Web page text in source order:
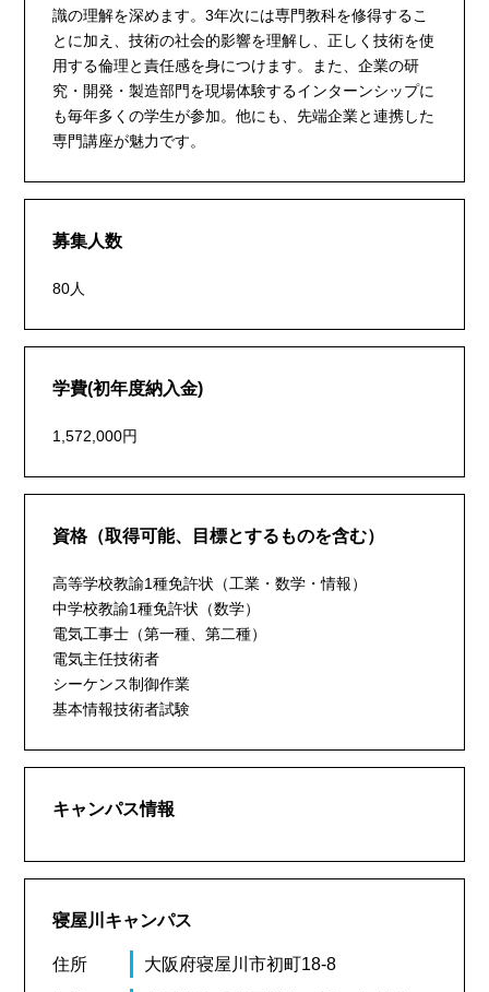
識の理解を深めます。3年次には専門教科を修得するこ
とに加え、技術の社会的影響を理解し、正しく技術を使
用する倫理と責任感を身につけます。また、企業の研
究・開発・製造部門を現場体験するインターンシップに
も毎年多くの学生が参加。他にも、先端企業と連携した
専門講座が魅力です。
募集人数
80人
学費(初年度納入金)
1,572,000円
資格（取得可能、目標とするものを含む）
高等学校教諭1種免許状（工業・数学・情報）
中学校教諭1種免許状（数学）
電気工事士（第一種、第二種）
電気主任技術者
シーケンス制御作業
基本情報技術者試験
キャンパス情報
寝屋川キャンパス
住所 大阪府寝屋川市初町18-8